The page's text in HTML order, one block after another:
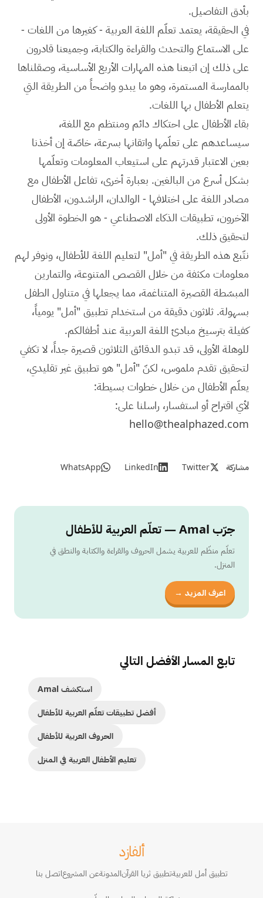
بأدق التفاصيل.
في الحقيقة، يعتمد تعلّم اللغة العربية - كغيرها من اللغات -
على الاستماع والتحدث والقراءة والكتابة، وجميعنا قادرون
على ذلك إن اتبعنا هذه المهارات الأربع الأساسية، وصقلناها
بالممارسة المستمرة، وهو ما يبدو واضحاً من الطريقة التي
يتعلم الأطفال بها اللغات.
بقاء الأطفال على احتكاك دائم ومنتظم مع اللغة،
سيساعدهم على تعلّمها واتقانها بسرعة، خاصّة إن أخذنا
بعين الاعتبار قدرتهم على استيعاب المعلومات وتعلّمها
بشكل أسرع من البالغين. بعبارة أخرى، تفاعل الأطفال مع
مصادر اللغة على اختلافها - الوالدان، الراشدون، الأطفال
الآخرون، تطبيقات الذكاء الاصطناعي - هو الخطوة الأولى
لتحقيق ذلك.
نتّبع هذه الطريقة في "أمل" لتعليم اللغة للأطفال، ونوفر لهم
معلومات مكثفة من خلال القصص المتنوعة، والتمارين
المبسّطة القصيرة المتناغمة، مما يجعلها في متناول الطفل
بسهولة. ثلاثون دقيقة من استخدام تطبيق "أمل" يومياً،
كفيلة بترسيخ مبادئ اللغة العربية عند أطفالكم.
للوهلة الأولى، قد تبدو الدقائق الثلاثون قصيرة جداً، لا تكفي
لتحقيق تقدم ملموس، لكنّ "أمل" هو تطبيق غير تقليدي،
يعلّم الأطفال من خلال خطوات بسيطة:
لأي اقتراح أو استفسار، راسلنا على:
hello@thealphazed.com
مشاركة Twitter
LinkedIn
WhatsApp
جرّب Amal — تعلّم العربية للأطفال
تعلّم منظّم للعربية يشمل الحروف والقراءة والكتابة والنطق في
المنزل.
اعرف المزيد →
تابع المسار الأفضل التالي
استكشف Amal
أفضل تطبيقات تعلّم العربية للأطفال
الحروف العربية للأطفال
تعليم الأطفال العربية في المنزل
ألفازد
تطبيق أمل للعربيةتطبيق ثريا القرآنالمدونةعن المشروعاتصل بنا